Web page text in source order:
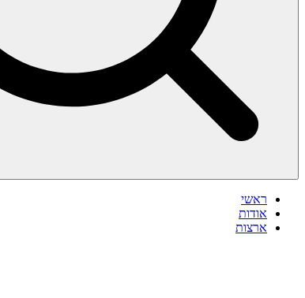
ראשי
אודות
ארצות